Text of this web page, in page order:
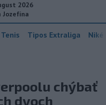
2026
Jozefína
Tenis Tipos Extraliga
chýbať
dvoch